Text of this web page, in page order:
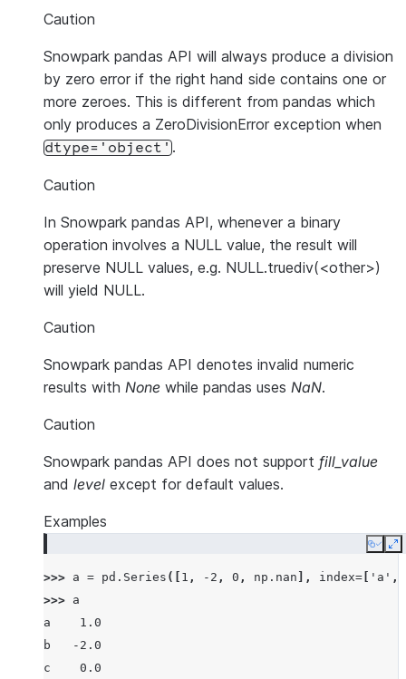
Caution
Snowpark pandas API will always produce a division
by zero error if the right hand side contains one or
more zeroes. This is different from pandas which
only produces a ZeroDivisionError exception when
dtype='object'.
Caution
In Snowpark pandas API, whenever a binary
operation involves a NULL value, the result will
preserve NULL values, e.g. NULL.truediv(<other>)
will yield NULL.
Caution
Snowpark pandas API denotes invalid numeric
results with None while pandas uses NaN.
Caution
Snowpark pandas API does not support fill_value
and level except for default values.
Examples
Copy
>>> a = pd . Series ([ 1 , - 2 , 0 , np . nan ], index= 'a' ,
>>> a
a    1.0
b   -2.0
c    0.0